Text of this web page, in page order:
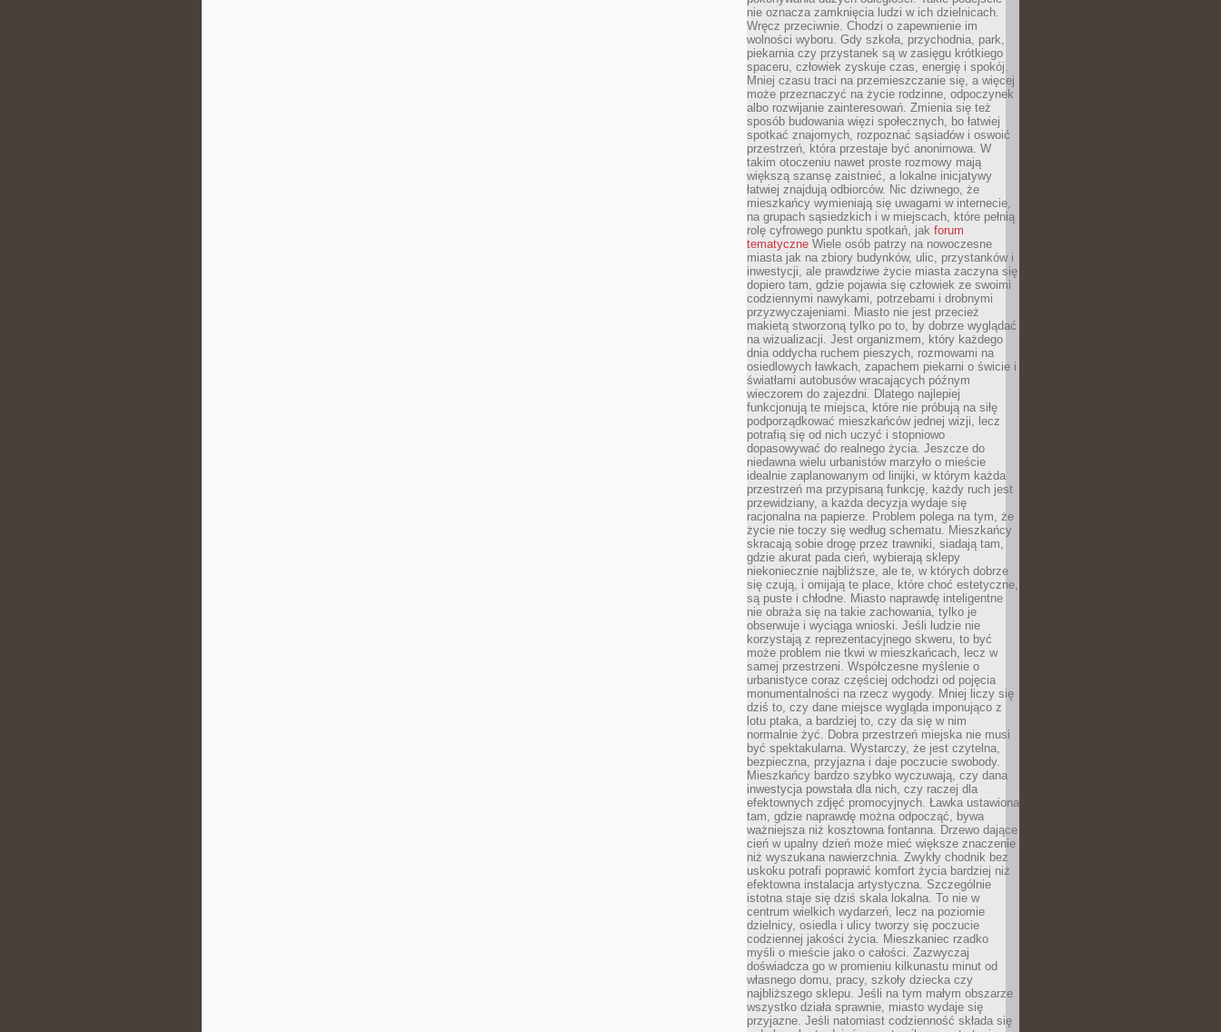
nie oznacza zamknięcia ludzi w ich dzielnicach.
Wręcz przeciwnie. Chodzi o zapewnienie im
wolności wyboru. Gdy szkoła, przychodnia, park,
piekarnia czy przystanek są w zasięgu krótkiego
spaceru, człowiek zyskuje czas, energię i spokój.
Mniej czasu traci na przemieszczanie się, a więcej
może przeznaczyć na życie rodzinne, odpoczynek
albo rozwijanie zainteresowań. Zmienia się też
sposób budowania więzi społecznych, bo łatwiej
spotkać znajomych, rozpoznać sąsiadów i oswoić
przestrzeń, która przestaje być anonimowa. W
takim otoczeniu nawet proste rozmowy mają
większą szansę zaistnieć, a lokalne inicjatywy
łatwiej znajdują odbiorców. Nic dziwnego, że
mieszkańcy wymieniają się uwagami w internecie,
na grupach sąsiedzkich i w miejscach, które pełnią
rolę cyfrowego punktu spotkań, jak forum
tematyczne Wiele osób patrzy na nowoczesne
miasta jak na zbiory budynków, ulic, przystanków i
inwestycji, ale prawdziwe życie miasta zaczyna się
dopiero tam, gdzie pojawia się człowiek ze swoimi
codziennymi nawykami, potrzebami i drobnymi
przyzwyczajeniami. Miasto nie jest przecież
makietą stworzoną tylko po to, by dobrze wyglądać
na wizualizacji. Jest organizmem, który każdego
dnia oddycha ruchem pieszych, rozmowami na
osiedlowych ławkach, zapachem piekarni o świcie i
światłami autobusów wracających późnym
wieczorem do zajezdni. Dlatego najlepiej
funkcjonują te miejsca, które nie próbują na siłę
podporządkować mieszkańców jednej wizji, lecz
potrafią się od nich uczyć i stopniowo
dopasowywać do realnego życia. Jeszcze do
niedawna wielu urbanistów marzyło o mieście
idealnie zaplanowanym od linijki, w którym każda
przestrzeń ma przypisaną funkcję, każdy ruch jest
przewidziany, a każda decyzja wydaje się
racjonalna na papierze. Problem polega na tym, że
życie nie toczy się według schematu. Mieszkańcy
skracają sobie drogę przez trawniki, siadają tam,
gdzie akurat pada cień, wybierają sklepy
niekoniecznie najbliższe, ale te, w których dobrze
się czują, i omijają te place, które choć estetyczne,
są puste i chłodne. Miasto naprawdę inteligentne
nie obraża się na takie zachowania, tylko je
obserwuje i wyciąga wnioski. Jeśli ludzie nie
korzystają z reprezentacyjnego skweru, to być
może problem nie tkwi w mieszkańcach, lecz w
samej przestrzeni. Współczesne myślenie o
urbanistyce coraz częściej odchodzi od pojęcia
monumentalności na rzecz wygody. Mniej liczy się
dziś to, czy dane miejsce wygląda imponująco z
lotu ptaka, a bardziej to, czy da się w nim
normalnie żyć. Dobra przestrzeń miejska nie musi
być spektakularna. Wystarczy, że jest czytelna,
bezpieczna, przyjazna i daje poczucie swobody.
Mieszkańcy bardzo szybko wyczuwają, czy dana
inwestycja powstała dla nich, czy raczej dla
efektownych zdjęć promocyjnych. Ławka ustawiona
tam, gdzie naprawdę można odpocząć, bywa
ważniejsza niż kosztowna fontanna. Drzewo dające
cień w upalny dzień może mieć większe znaczenie
niż wyszukana nawierzchnia. Zwykły chodnik bez
uskoku potrafi poprawić komfort życia bardziej niż
efektowna instalacja artystyczna. Szczególnie
istotna staje się dziś skala lokalna. To nie w
centrum wielkich wydarzeń, lecz na poziomie
dzielnicy, osiedla i ulicy tworzy się poczucie
codziennej jakości życia. Mieszkaniec rzadko
myśli o mieście jako o całości. Zazwyczaj
doświadcza go w promieniu kilkunastu minut od
własnego domu, pracy, szkoły dziecka czy
najbliższego sklepu. Jeśli na tym małym obszarze
wszystko działa sprawnie, miasto wydaje się
przyjazne. Jeśli natomiast codzienność składa się